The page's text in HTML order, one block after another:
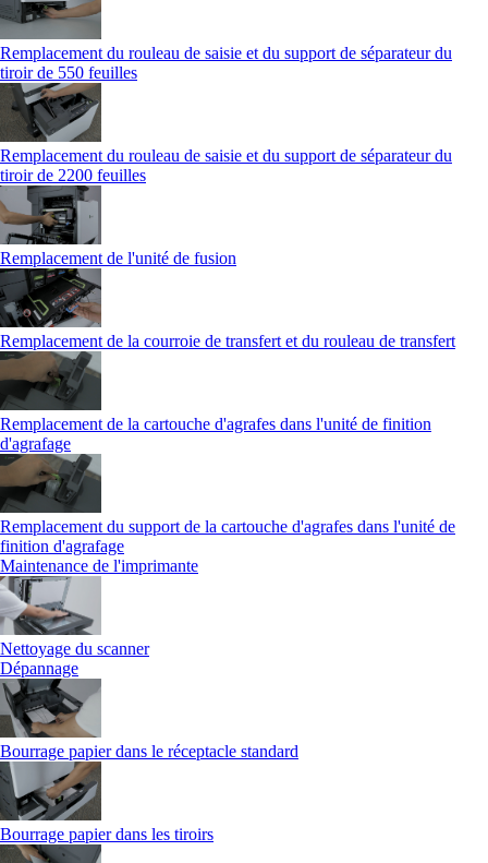
Remplacement du rouleau de saisie et du support de séparateur du
tiroir de 550 feuilles
Remplacement du rouleau de saisie et du support de séparateur du
tiroir de 2200 feuilles
Remplacement de l'unité de fusion
Remplacement de la courroie de transfert et du rouleau de transfert
Remplacement de la cartouche d'agrafes dans l'unité de finition
d'agrafage
Remplacement du support de la cartouche d'agrafes dans l'unité de
finition d'agrafage
Maintenance de l'imprimante
Nettoyage du scanner
Dépannage
Bourrage papier dans le réceptacle standard
Bourrage papier dans les tiroirs